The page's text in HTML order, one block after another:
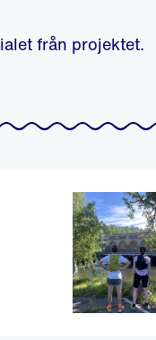
från projektet.